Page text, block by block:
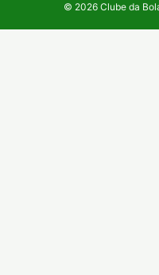
© 2026 Clube da